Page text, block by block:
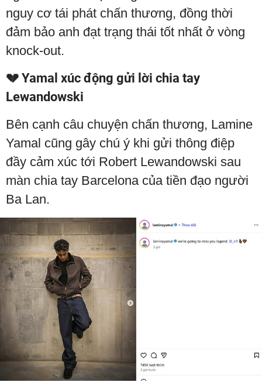
nguy cơ tái phát chấn thương, đồng thời
đảm bảo anh đạt trạng thái tốt nhất ở vòng
knock-out.
💔 Yamal xúc động gửi lời chia tay
Lewandowski
Bên cạnh câu chuyện chấn thương, Lamine
Yamal cũng gây chú ý khi gửi thông điệp
đầy cảm xúc tới Robert Lewandowski sau
màn chia tay Barcelona của tiền đạo người
Ba Lan.